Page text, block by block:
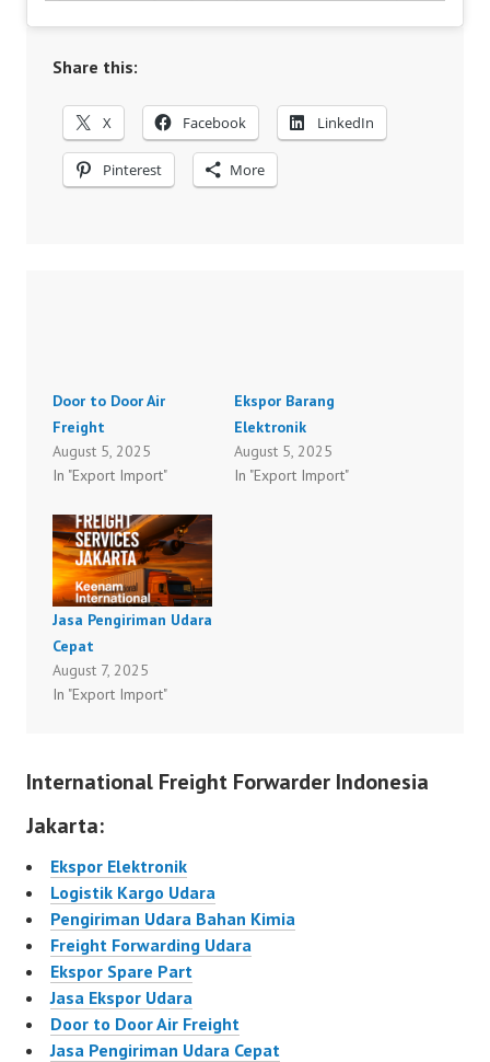
Share this:
X Facebook LinkedIn
Pinterest More
Door to Door Air
Freight
August 5, 2025
In "Export Import"
Ekspor Barang
Elektronik
August 5, 2025
In "Export Import"
Jasa Pengiriman Udara
Cepat
August 7, 2025
In "Export Import"
International Freight Forwarder Indonesia
Jakarta:
Ekspor Elektronik
Logistik Kargo Udara
Pengiriman Udara Bahan Kimia
Freight Forwarding Udara
Ekspor Spare Part
Jasa Ekspor Udara
Door to Door Air Freight
Jasa Pengiriman Udara Cepat